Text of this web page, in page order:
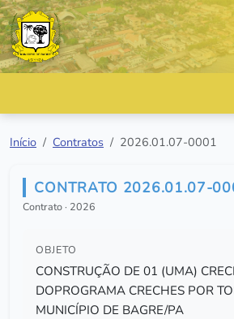
Início Contratos 2026.01.07-0001
CONTRATO 2026.01.07-
Contrato · 2026
OBJETO
CONSTRUÇÃO DE 01 (UMA)
DOPROGRAMA CRECHES POR
MUNICÍPIO DE BAGRE/PA